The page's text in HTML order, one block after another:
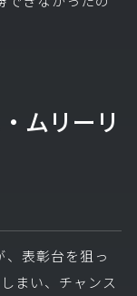
ムリーリ
、表彰台を狙っ
まい、チャンス